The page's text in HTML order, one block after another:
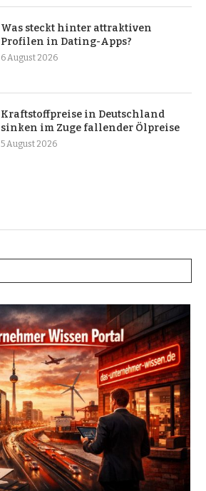
Was steckt hinter attraktiven
Profilen in Dating-Apps?
6 August 2026
Kraftstoffpreise in Deutschland
sinken im Zuge fallender Ölpreise
5 August 2026